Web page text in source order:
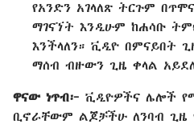
የአንድን አገላለጽ ትርጉም
ማገናኘት እንዲሁም ከሐሳቡ
እንችላለን። ቪዲዮ በምናይበት
ማሰብ ብዙውን ጊዜ ቀላል
ዋናው ነጥብ፦ ቪዲዮዎችና ሌሎች
ቢኖራቸውም ልጆቻችሁ ለንባብ ጊዜ